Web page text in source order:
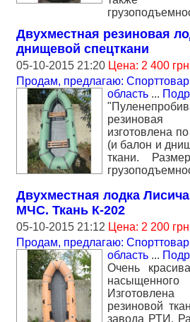
Двухместная резиновая
днищевой спецткани
05-10-2015 21:20 Цена: 2 400
Продам, предлагаю:
область ...
резиновая
изготовлена
(и балон и
ткани.
Двухместная лодка
МЧС. Ткань К-202
05-10-2015 21:12 Цена: 2 200
Продам, предлагаю:
область ...
Очень
резиновой
завода РТИ.